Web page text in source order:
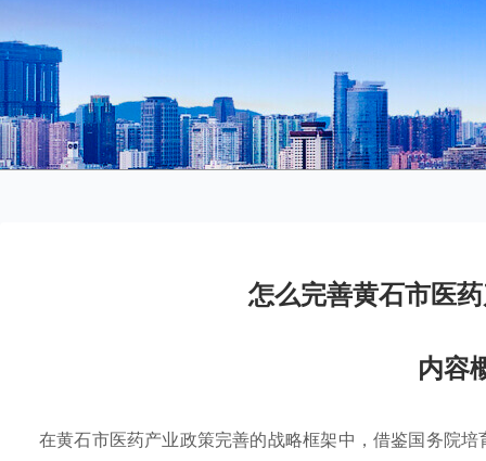
怎么完善黄石市医
内容
在黄石市医药产业政策完善的战略框架中，借鉴国务院